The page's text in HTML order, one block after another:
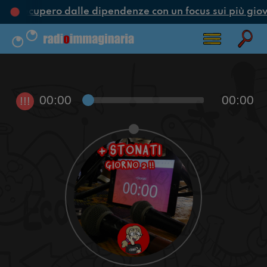
recupero dalle dipendenze con un focus sui più
!!! 00:00 00:00